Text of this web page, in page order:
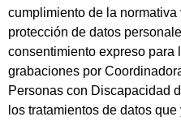
cumplimiento de la
protección de datos
consentimiento expreso para
grabaciones por
Personas con Discapacidad
los tratamientos de datos